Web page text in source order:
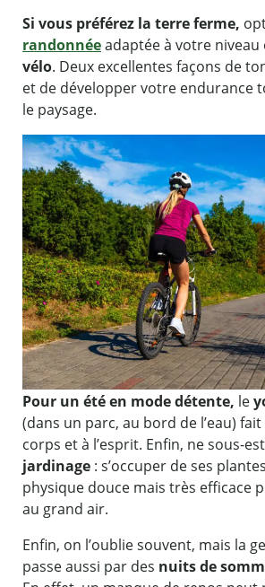
Si vous préférez la terre ferme,
randonnéeadaptée à votre niveau
vélo. Deux excellentes façons de
et de développer votre endurance
le paysage.
Pour un été en mode détente, le
(dans un parc, au bord de l’eau)
corps et à l’esprit. Enfin, ne sous-
jardinage : s’occuper de ses
physique douce mais très efficace
au grand air.
Enfin, on l’oublie souvent, mais la
passe aussi par des nuits de